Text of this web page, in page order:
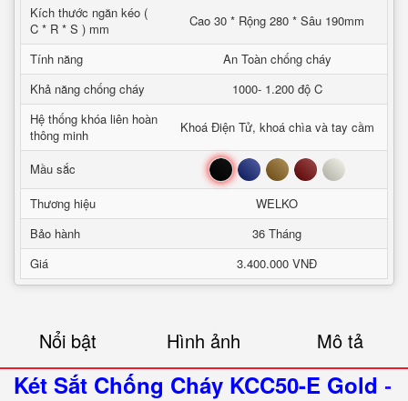
Kích thước ngăn kéo (
C * R * S ) mm
Cao 30 * Rộng 280 * Sâu 190mm
Tính năng
An Toàn chống cháy
Khả năng chống cháy
1000- 1.200 độ C
Hệ thống khóa liên hoàn
thông minh
Khoá Điện Tử, khoá chìa và tay cầm
Mầu sắc Đen Xanh Nâu Đỏ Trắng
Thương hiệu
WELKO
Bảo hành
36 Tháng
Giá
3.400.000 VNĐ
Nổi bật Hình ảnh Mô tả
Két Sắt Chống Cháy KCC50-E Gold -